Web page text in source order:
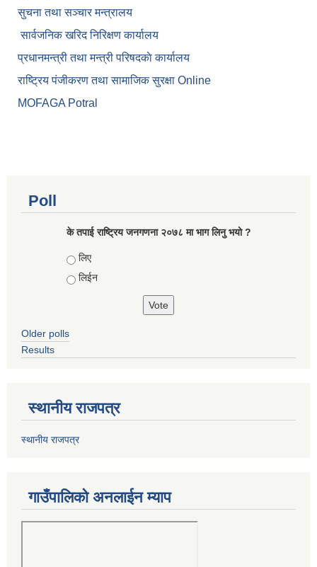
सुचना तथा सञ्चार मन्त्रालय
सार्वजनिक खरिद निरिक्षण कार्यालय
प्रधानमन्त्री तथा मन्त्री परिषदकाे कार्यालय
राष्ट्रिय पंजीकरण तथा सामाजिक सुरक्षा Online
MOFAGA Potral
Poll
के तपाई राष्ट्रिय जनगणना २०७८ मा भाग लिनु भयो ?
Choices
लिए
लिईन
Older polls
Results
स्थानीय राजपत्र
स्थानीय राजपत्र
गाउँपालिको अनलाईन म्याप